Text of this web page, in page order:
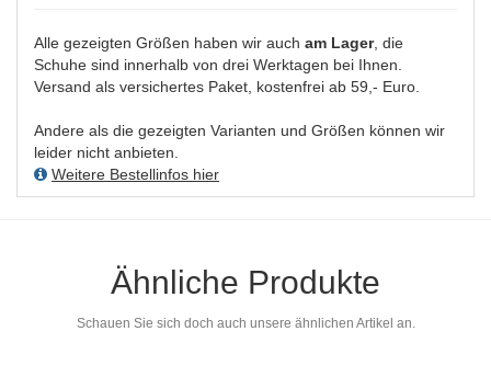
Alle gezeigten Größen haben wir auch am Lager, die
Schuhe sind innerhalb von drei Werktagen bei Ihnen.
Versand als versichertes Paket, kostenfrei ab 59,- Euro.
Andere als die gezeigten Varianten und Größen können wir
leider nicht anbieten.
Weitere Bestellinfos hier
Ähnliche Produkte
Schauen Sie sich doch auch unsere ähnlichen Artikel an.